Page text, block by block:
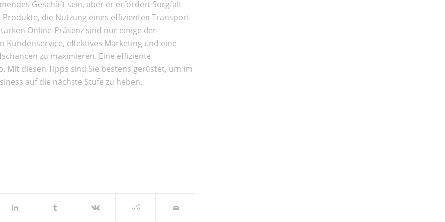
Geschäft sein, aber er erfordert Sorgfalt
die Nutzung eines effizienten Transport
Online-Präsenz sind nur einige der
Kundenservice, effektives Marketing und eine
zu maximieren. Eine effiziente
Mit diesen Tipps sind Sie bestens gerüstet, um im
auf die nächste Stufe zu heben.